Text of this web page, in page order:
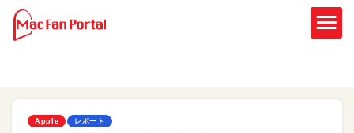
Apple レポート